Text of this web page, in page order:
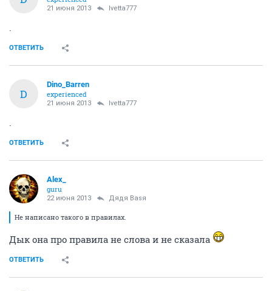
21 июня 2013 Ivetta777
.
ОТВЕТИТЬ
D
Dino_Barren
experienced
21 июня 2013 Ivetta777
.
ОТВЕТИТЬ
Alex_
guru
22 июня 2013 Дядя Ваsя
Не написано такого в правилах.
Дык она про правила не слова и не сказала
ОТВЕТИТЬ